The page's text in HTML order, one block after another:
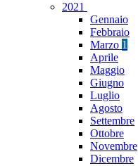
2021
Gennaio
Febbraio
Marzo 1
Aprile
Maggio
Giugno
Luglio
Agosto
Settembre
Ottobre
Novembre
Dicembre